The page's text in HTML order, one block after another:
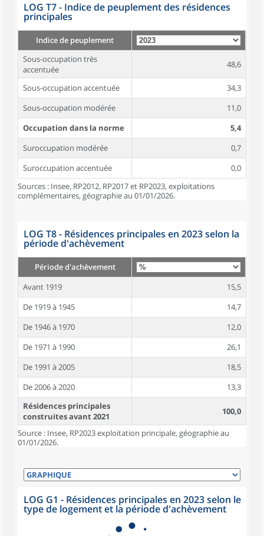
LOG T7 - Indice de peuplement des résidences
principales
Indice de peuplement
Sous-occupation très
accentuée
48,6
Sous-occupation accentuée
34,3
Sous-occupation modérée
11,0
Occupation dans la norme
5,4
Suroccupation modérée
0,7
Suroccupation accentuée
0,0
Sources : Insee, RP2012, RP2017 et RP2023, exploitations
complémentaires, géographie au 01/01/2026.
LOG T8 - Résidences principales en 2023 selon la
période d'achèvement
Période d'achèvement
Avant 1919
15,5
De 1919 à 1945
14,7
De 1946 à 1970
12,0
De 1971 à 1990
26,1
De 1991 à 2005
18,5
De 2006 à 2020
13,3
Résidences principales
construites avant 2021
100,0
Source : Insee, RP2023 exploitation principale, géographie au
01/01/2026.
LOG G1 - Résidences principales en 2023 selon le
type de logement et la période d'achèvement